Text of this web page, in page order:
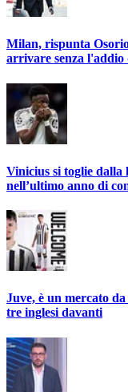
Milan, rispunta
arrivare senza l'addio
Vinicius si toglie dalla
nell’ultimo anno di
Juve, è un mercato
tre inglesi davanti